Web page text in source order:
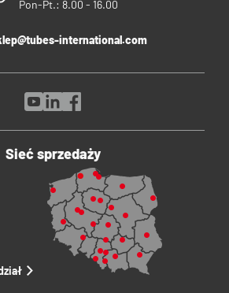
Pon-Pt.: 8.00 - 16.00
international.com
Sieć sprzedaży